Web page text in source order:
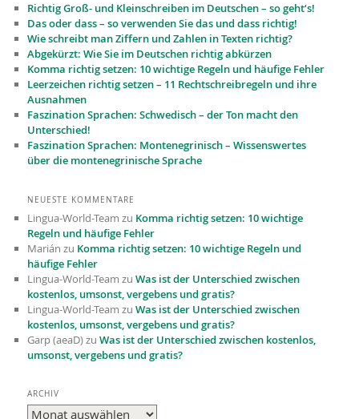
Richtig Groß- und Kleinschreiben im Deutschen – so geht‘s!
Das oder dass – so verwenden Sie das und dass richtig!
Wie schreibt man Ziffern und Zahlen in Texten richtig?
Abgekürzt: Wie Sie im Deutschen richtig abkürzen
Komma richtig setzen: 10 wichtige Regeln und häufige Fehler
Leerzeichen richtig setzen – 11 Recht­schreibregeln und ihre
Ausnahmen
Faszination Sprachen: Schwedisch – der Ton macht den
Unterschied!
Faszination Sprachen: Montenegrinisch – Wissenswertes
über die montenegrinische Sprache
NEUESTE KOMMENTARE
Lingua-World-Team zu Komma richtig setzen: 10 wichtige
Regeln und häufige Fehler
Marián zu Komma richtig setzen: 10 wichtige Regeln und
häufige Fehler
Lingua-World-Team zuWas ist der Unterschied zwischen
kostenlos, umsonst, vergebens und gratis?
Lingua-World-Team zuWas ist der Unterschied zwischen
kostenlos, umsonst, vergebens und gratis?
Garp (aeaD)zuWas ist der Unterschied zwischen kostenlos,
umsonst, vergebens und gratis?
ARCHIV
Archiv